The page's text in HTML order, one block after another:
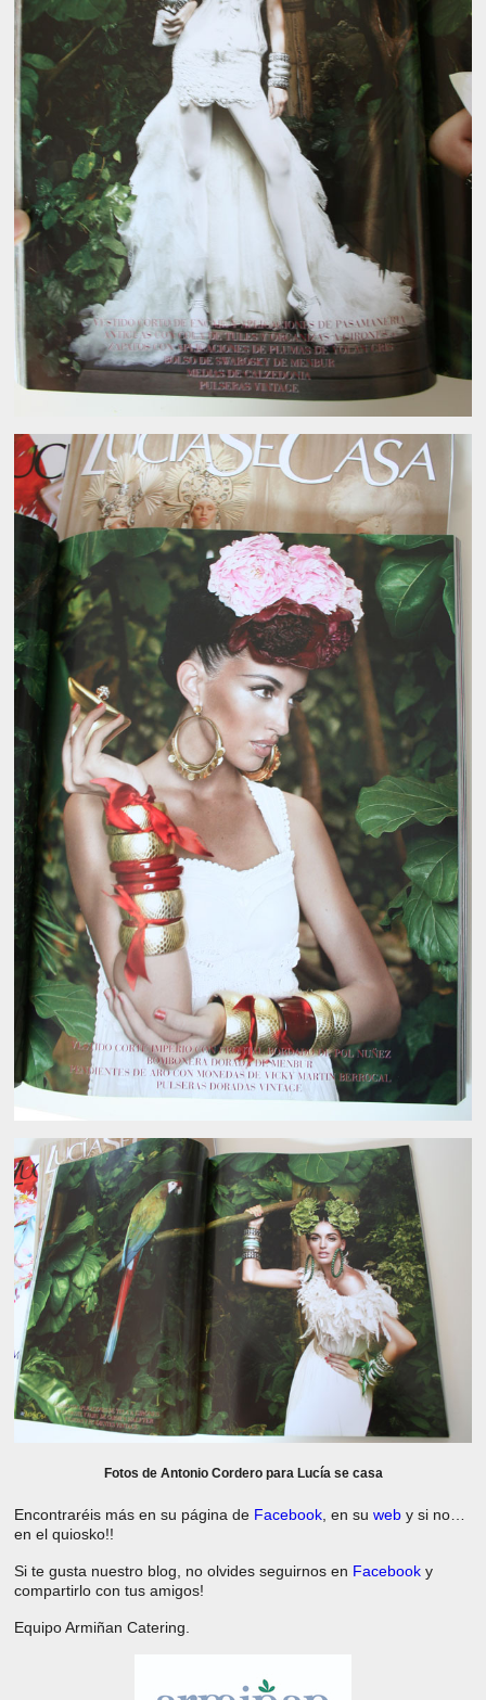
Fotos de Antonio Cordero para Lucía se casa
Encontraréis más en su página de Facebook , en su web y si no…
en el quiosko!!
Si te gusta nuestro blog, no olvides seguirnos en Facebook y
compartirlo con tus amigos!
Equipo Armiñan Catering.